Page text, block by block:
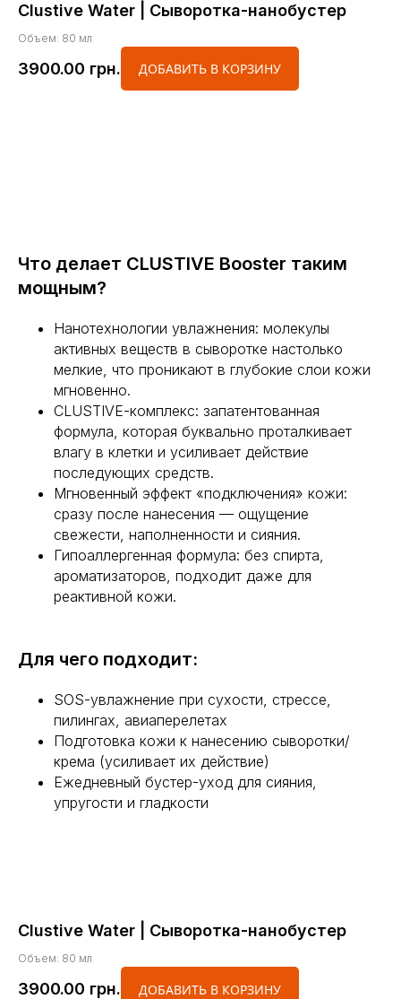
Clustive Water | Сыворотка-нанобустер
Объем: 80 мл
3900.00 грн. ДОБАВИТЬ В КОРЗИНУ
Что делает CLUSTIVE Booster таким
мощным?
Нанотехнологии увлажнения: молекулы
активных веществ в сыворотке настолько
мелкие, что проникают в глубокие слои кожи
мгновенно.
CLUSTIVE-комплекс: запатентованная
формула, которая буквально проталкивает
влагу в клетки и усиливает действие
последующих средств.
Мгновенный эффект «подключения» кожи:
сразу после нанесения — ощущение
свежести, наполненности и сияния.
Гипоаллергенная формула: без спирта,
ароматизаторов, подходит даже для
реактивной кожи.
Для чего подходит:
SOS-увлажнение при сухости, стрессе,
пилингах, авиаперелетах
Подготовка кожи к нанесению сыворотки/
крема (усиливает их действие)
Ежедневный бустер-уход для сияния,
упругости и гладкости
Clustive Water | Сыворотка-нанобустер
Объем: 80 мл
3900.00 грн. ДОБАВИТЬ В КОРЗИНУ